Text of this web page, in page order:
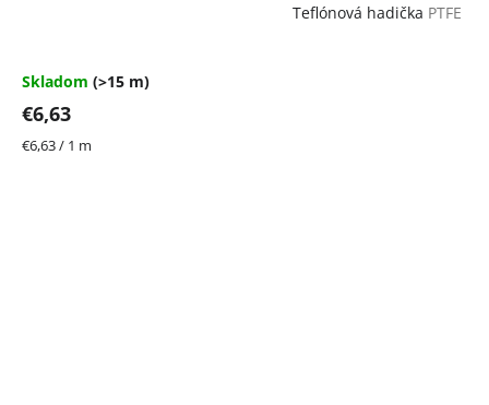
Teflónová hadička PTFE
Skladom (>15 m)
€6,63
Jednotková
€6,63 / 1 m